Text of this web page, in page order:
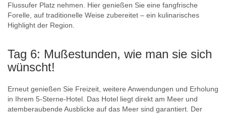
Flussufer Platz nehmen. Hier genießen Sie eine fangfrische
Forelle, auf traditionelle Weise zubereitet – ein kulinarisches
Highlight der Region.
Tag 6: Mußestunden, wie man sie sich
wünscht!
Erneut genießen Sie Freizeit, weitere Anwendungen und Erholung
in Ihrem 5-Sterne-Hotel. Das Hotel liegt direkt am Meer und
atemberaubende Ausblicke auf das Meer sind garantiert. Der